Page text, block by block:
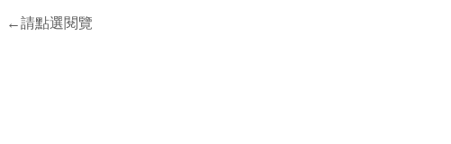
←請點選閱覽